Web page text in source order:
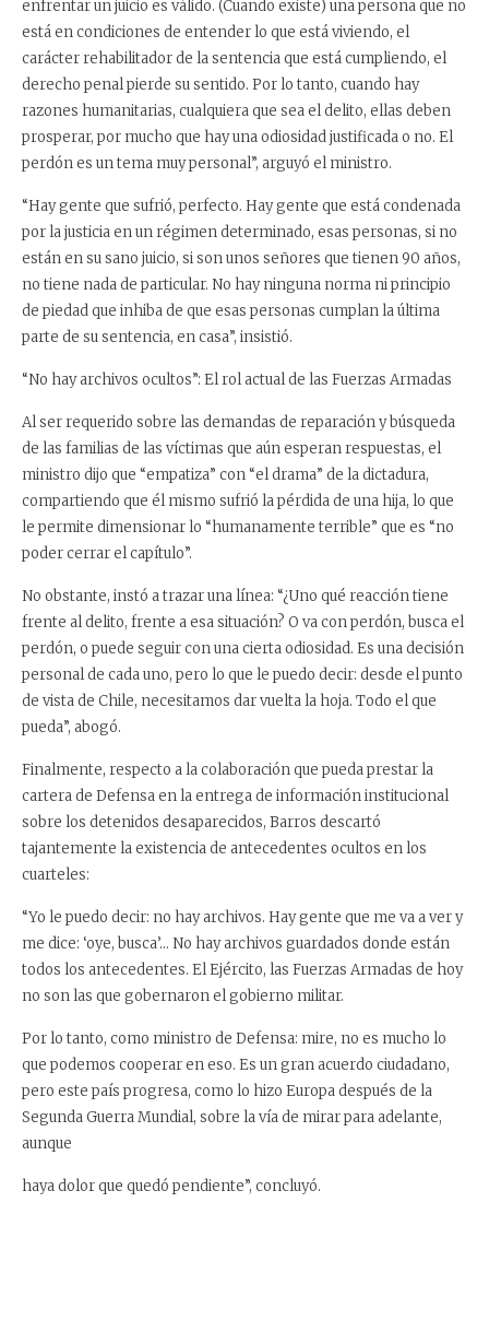
enfrentar un juicio es válido. (Cuando existe) una persona que no
está en condiciones de entender lo que está viviendo, el
carácter rehabilitador de la sentencia que está cumpliendo, el
derecho penal pierde su sentido. Por lo tanto, cuando hay
razones humanitarias, cualquiera que sea el delito, ellas deben
prosperar, por mucho que hay una odiosidad justificada o no. El
perdón es un tema muy personal”, arguyó el ministro.
“Hay gente que sufrió, perfecto. Hay gente que está condenada
por la justicia en un régimen determinado, esas personas, si no
están en su sano juicio, si son unos señores que tienen 90 años,
no tiene nada de particular. No hay ninguna norma ni principio
de piedad que inhiba de que esas personas cumplan la última
parte de su sentencia, en casa”, insistió.
“No hay archivos ocultos”: El rol actual de las Fuerzas Armadas
Al ser requerido sobre las demandas de reparación y búsqueda
de las familias de las víctimas que aún esperan respuestas, el
ministro dijo que “empatiza” con “el drama” de la dictadura,
compartiendo que él mismo sufrió la pérdida de una hija, lo que
le permite dimensionar lo “humanamente terrible” que es “no
poder cerrar el capítulo”.
No obstante, instó a trazar una línea: “¿Uno qué reacción tiene
frente al delito, frente a esa situación? O va con perdón, busca el
perdón, o puede seguir con una cierta odiosidad. Es una decisión
personal de cada uno, pero lo que le puedo decir: desde el punto
de vista de Chile, necesitamos dar vuelta la hoja. Todo el que
pueda”, abogó.
Finalmente, respecto a la colaboración que pueda prestar la
cartera de Defensa en la entrega de información institucional
sobre los detenidos desaparecidos, Barros descartó
tajantemente la existencia de antecedentes ocultos en los
cuarteles:
“Yo le puedo decir: no hay archivos. Hay gente que me va a ver y
me dice: ‘oye, busca’… No hay archivos guardados donde están
todos los antecedentes. El Ejército, las Fuerzas Armadas de hoy
no son las que gobernaron el gobierno militar.
Por lo tanto, como ministro de Defensa: mire, no es mucho lo
que podemos cooperar en eso. Es un gran acuerdo ciudadano,
pero este país progresa, como lo hizo Europa después de la
Segunda Guerra Mundial, sobre la vía de mirar para adelante,
aunque
haya dolor que quedó pendiente”, concluyó.